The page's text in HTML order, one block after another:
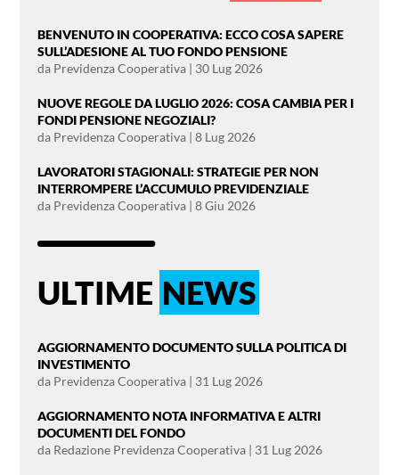
BENVENUTO IN COOPERATIVA: ECCO COSA SAPERE
SULL’ADESIONE AL TUO FONDO PENSIONE
da Previdenza Cooperativa | 30 Lug 2026
NUOVE REGOLE DA LUGLIO 2026: COSA CAMBIA PER I
FONDI PENSIONE NEGOZIALI?
da Previdenza Cooperativa |8 Lug 2026
LAVORATORI STAGIONALI: STRATEGIE PER NON
INTERROMPERE L’ACCUMULO PREVIDENZIALE
da Previdenza Cooperativa |8 Giu 2026
ULTIME NEWS
AGGIORNAMENTO DOCUMENTO SULLA POLITICA DI
INVESTIMENTO
da Previdenza Cooperativa | 31 Lug 2026
AGGIORNAMENTO NOTA INFORMATIVA E ALTRI
DOCUMENTI DEL FONDO
da Redazione Previdenza Cooperativa | 31 Lug 2026